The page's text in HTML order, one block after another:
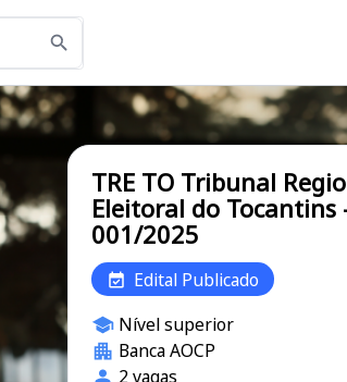
TRE TO Tribunal
Eleitoral do Tocantins
001/2025
Edital Publicado
Nível superior
Banca AOCP
2 vagas